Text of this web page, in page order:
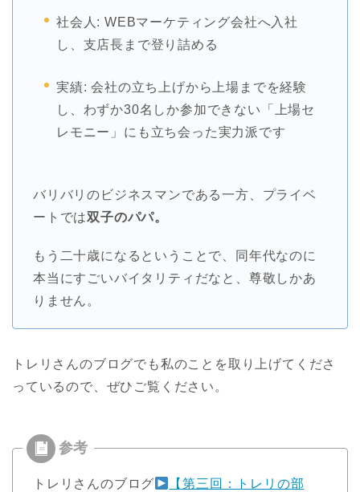
社会人: WEBマーケティング会社へ入社
し、支店長まで登り詰める
実績: 会社の立ち上げから上場までを経験
し、わずか30名しか参加できない「上場セ
レモニー」にも立ち会った実力派です
バリバリのビジネスマンである一方、プライベ
ートでは双子のパパ。
もう二十歳になるということで、同年代なのに
本当にすごいバイタリティだなと、尊敬しかあ
りません。
トレリさんのブログでも私のことを取り上げてくださ
っているので、ぜひご覧ください。
トレリさんのブログ
【第三回：トレリの部